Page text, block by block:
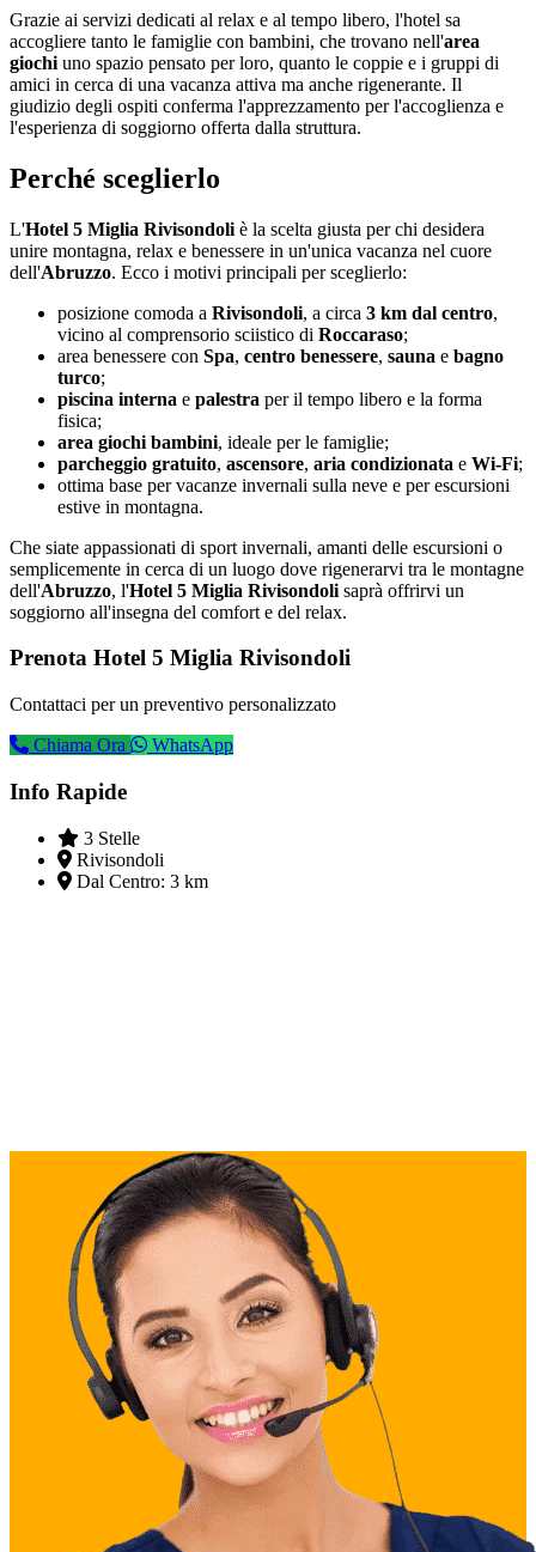
Grazie ai servizi dedicati al relax e al tempo libero, l'hotel sa
accogliere tanto le famiglie con bambini, che trovano nell'area
giochi uno spazio pensato per loro, quanto le coppie e i gruppi di
amici in cerca di una vacanza attiva ma anche rigenerante. Il
giudizio degli ospiti conferma l'apprezzamento per l'accoglienza e
l'esperienza di soggiorno offerta dalla struttura.
Perché sceglierlo
L'Hotel 5 Miglia Rivisondoli è la scelta giusta per chi desidera
unire montagna, relax e benessere in un'unica vacanza nel cuore
dell'Abruzzo. Ecco i motivi principali per sceglierlo:
posizione comoda a Rivisondoli, a circa 3 km dal centro,
vicino al comprensorio sciistico di Roccaraso;
area benessere con Spa, centro benessere, sauna e bagno
turco;
piscina interna e palestra per il tempo libero e la forma
fisica;
area giochi bambini, ideale per le famiglie;
parcheggio gratuito, ascensore, aria condizionata e Wi-Fi;
ottima base per vacanze invernali sulla neve e per escursioni
estive in montagna.
Che siate appassionati di sport invernali, amanti delle escursioni o
semplicemente in cerca di un luogo dove rigenerarvi tra le montagne
dell'Abruzzo, l'Hotel 5 Miglia Rivisondoli saprà offrirvi un
soggiorno all'insegna del comfort e del relax.
Prenota Hotel 5 Miglia Rivisondoli
Contattaci per un preventivo personalizzato
Chiama Ora
WhatsApp
Info Rapide
3 Stelle
Rivisondoli
Dal Centro: 3 km